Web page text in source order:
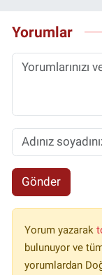
Yorumlar
Gönder
Yorum yazarak
bulunuyor ve
yorumlardan